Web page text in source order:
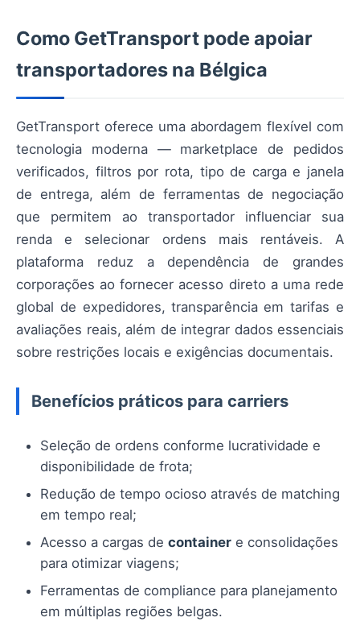
Como GetTransport pode apoiar
transportadores na Bélgica
GetTransport oferece uma abordagem flexível com
tecnologia moderna — marketplace de pedidos
verificados, filtros por rota, tipo de carga e janela
de entrega, além de ferramentas de negociação
que permitem ao transportador influenciar sua
renda e selecionar ordens mais rentáveis. A
plataforma reduz a dependência de grandes
corporações ao fornecer acesso direto a uma rede
global de expedidores, transparência em tarifas e
avaliações reais, além de integrar dados essenciais
sobre restrições locais e exigências documentais.
Benefícios práticos para carriers
Seleção de ordens conforme lucratividade e
disponibilidade de frota;
Redução de tempo ocioso através de matching
em tempo real;
Acesso a cargas de container e consolidações
para otimizar viagens;
Ferramentas de compliance para planejamento
em múltiplas regiões belgas.